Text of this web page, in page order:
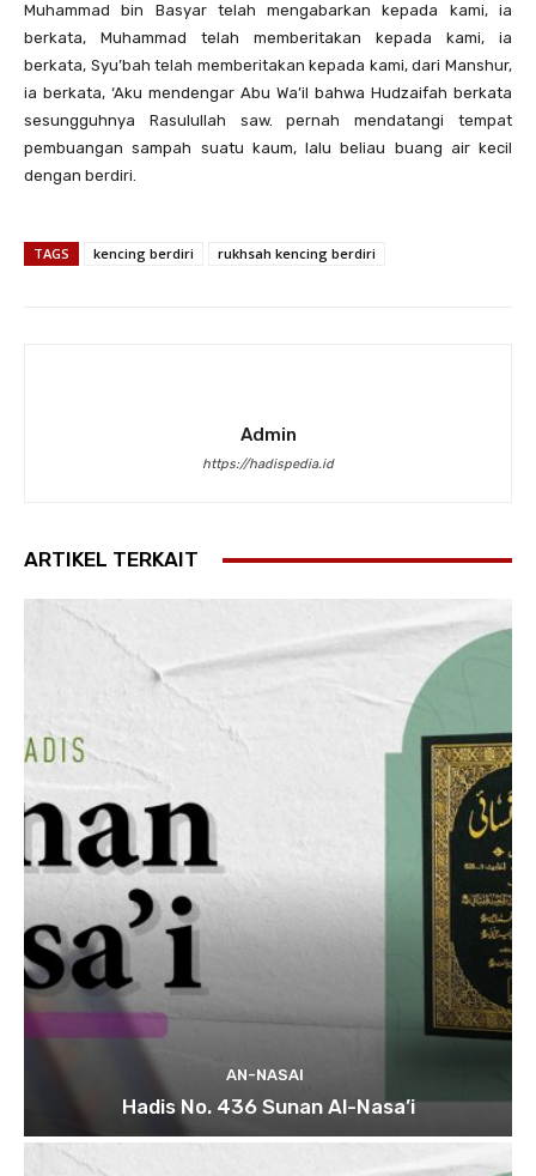
Muhammad bin Basyar telah mengabarkan kepada kami, ia
berkata, Muhammad telah memberitakan kepada kami, ia
berkata, Syu’bah telah memberitakan kepada kami, dari Manshur,
ia berkata, ‘Aku mendengar Abu Wa’il bahwa Hudzaifah berkata
sesungguhnya Rasulullah saw. pernah mendatangi tempat
pembuangan sampah suatu kaum, lalu beliau buang air kecil
dengan berdiri.
TAGS kencing berdiri rukhsah kencing berdiri
Admin
https://hadispedia.id
ARTIKEL TERKAIT
AN-NASAI
Hadis No. 436 Sunan Al-Nasa’i